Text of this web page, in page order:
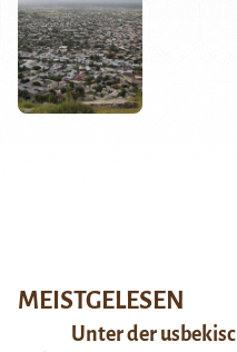
MEISTGELESEN
Unter der